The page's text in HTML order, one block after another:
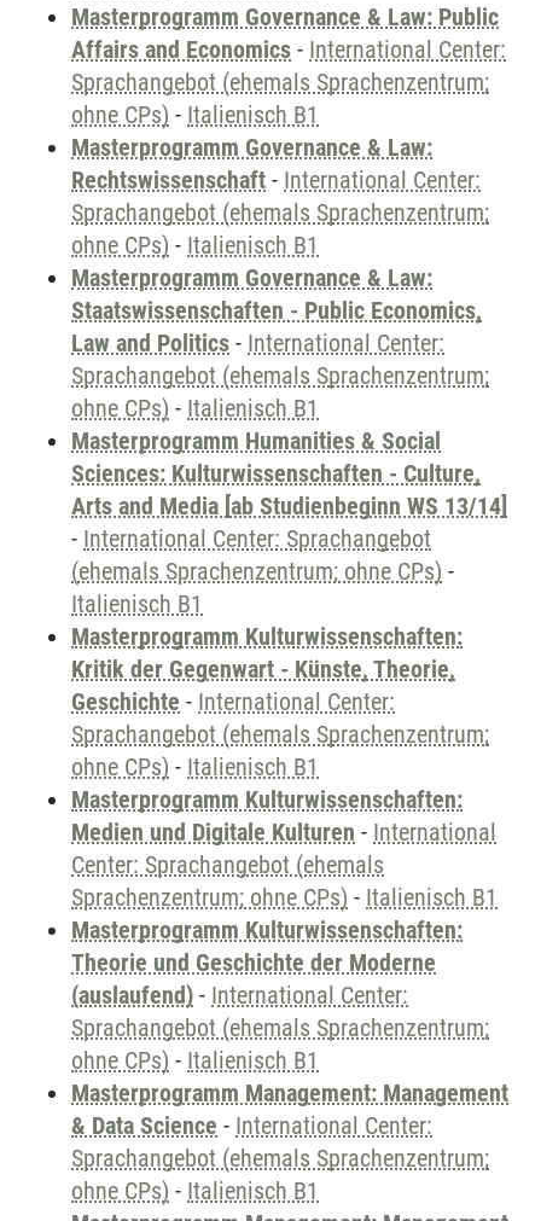
Masterprogramm Governance & Law: Public
Affairs and Economics - International Center:
Sprachangebot (ehemals Sprachenzentrum;
ohne CPs) - Italienisch B1
Masterprogramm Governance & Law:
Rechtswissenschaft - International Center:
Sprachangebot (ehemals Sprachenzentrum;
ohne CPs) - Italienisch B1
Masterprogramm Governance & Law:
Staatswissenschaften - Public Economics,
Law and Politics - International Center:
Sprachangebot (ehemals Sprachenzentrum;
ohne CPs) - Italienisch B1
Masterprogramm Humanities & Social
Sciences: Kulturwissenschaften - Culture,
Arts and Media [ab Studienbeginn WS 13/14]
- International Center: Sprachangebot
(ehemals Sprachenzentrum; ohne CPs) -
Italienisch B1
Masterprogramm Kulturwissenschaften:
Kritik der Gegenwart - Künste, Theorie,
Geschichte - International Center:
Sprachangebot (ehemals Sprachenzentrum;
ohne CPs) - Italienisch B1
Masterprogramm Kulturwissenschaften:
Medien und Digitale Kulturen - International
Center: Sprachangebot (ehemals
Sprachenzentrum; ohne CPs) - Italienisch B1
Masterprogramm Kulturwissenschaften:
Theorie und Geschichte der Moderne
(auslaufend) - International Center:
Sprachangebot (ehemals Sprachenzentrum;
ohne CPs) - Italienisch B1
Masterprogramm Management: Management
& Data Science - International Center:
Sprachangebot (ehemals Sprachenzentrum;
ohne CPs) - Italienisch B1